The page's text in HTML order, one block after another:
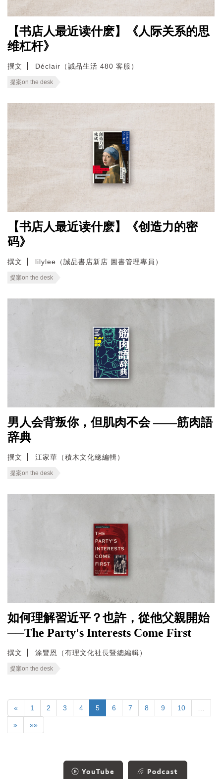
【书店人最近读什麽】《人际关系的思
维杠杆》
撰文 Déclair（誠品生活 480 客服）
提案on the desk
【书店人最近读什麽】《创造力的密
码》
撰文 lilylee（誠品書店新店 圖書管理專員）
提案on the desk
男人会背叛你，但肌肉不会 ——筋肉語
辞典
撰文 江家華（積木文化總編輯）
提案on the desk
如何理解習近平？也許，從他父親開始
──The Party's Interests Come First
撰文 涂豐恩（有理文化社長暨總編輯）
提案on the desk
« 1 2 3 4 5 6 7 8 9 10
» »»